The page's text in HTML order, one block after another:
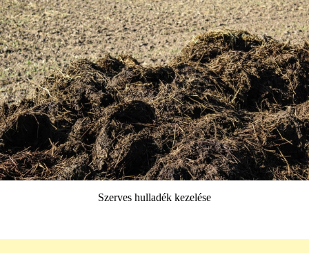
Szerves hulladék kezelése